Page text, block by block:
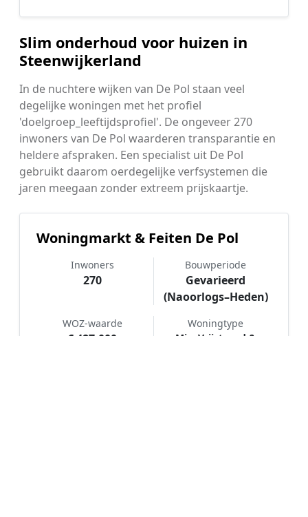
Slim onderhoud voor huizen in
Steenwijkerland
In de nuchtere wijken van De Pol staan veel
degelijke woningen met het profiel
'doelgroep_leeftijdsprofiel'. De ongeveer 270
inwoners van De Pol waarderen transparantie en
heldere afspraken. Een specialist uit De Pol
gebruikt daarom oerdegelijke verfsystemen die
jaren meegaan zonder extreem prijskaartje.
Woningmarkt & Feiten De Pol
Inwoners
270
Bouwperiode
Gevarieerd
(Naoorlogs–Heden)
WOZ-waarde
€ 487.000
Woningtype
Mix: Vrijstaand &